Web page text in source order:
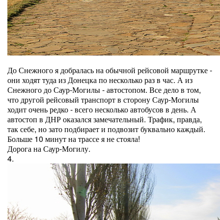
До Снежного я добралась на обычной рейсовой маршрутке -
они ходят туда из Донецка по несколько раз в час. А из
Снежного до Саур-Могилы - автостопом. Все дело в том,
что другой рейсовый транспорт в сторону Саур-Могилы
ходит очень редко - всего несколько автобусов в день. А
автостоп в ДНР оказался замечательный. Трафик, правда,
так себе, но зато подбирает и подвозит буквально каждый.
Больше 10 минут на трассе я не стояла!
Дорога на Саур-Могилу.
4.